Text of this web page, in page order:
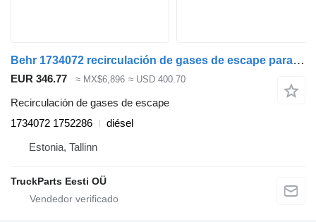
Behr 1734072 recirculación de gases de escape para Scania P,G,R,T-series (2004-2017) cabeza tractora
EUR 346.77 ≈ MX$6,896 ≈ USD 400.70
Recirculación de gases de escape
1734072 1752286
diésel
Estonia, Tallinn
TruckParts Eesti OÜ